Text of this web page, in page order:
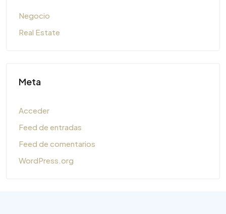
Negocio
Real Estate
Meta
Acceder
Feed de entradas
Feed de comentarios
WordPress.org